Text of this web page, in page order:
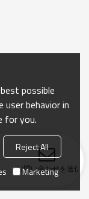
お問い合わせを送信
possible
user behavior in
for you.
Reject All
Marketing